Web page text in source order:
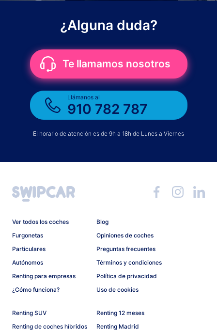
¿Alguna duda?
Te llamamos nosotros
Llámanos al
910 782 787
El horario de atención es de 9h a 18h de Lunes a Viernes
Ver todos los coches
Furgonetas
Particulares
Autónomos
Renting para empresas
¿Cómo funciona?
Blog
Opiniones de coches
Preguntas frecuentes
Términos y condiciones
Política de privacidad
Uso de cookies
Renting SUV
Renting de coches híbridos
Renting 12 meses
Renting Madrid